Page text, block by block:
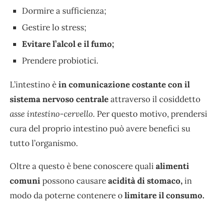
Dormire a sufficienza;
Gestire lo stress;
Evitare l’alcol e il fumo;
Prendere probiotici.
L’intestino èin comunicazione costante con il
sistema nervoso centraleattraverso il cosiddetto
asse intestino-cervello. Per questo motivo, prendersi
cura del proprio intestino può avere benefici su
tutto l’organismo.
Oltre a questo è bene conoscere qualialimenti
comunipossono causareacidità di stomaco,in
modo da poterne contenere olimitare il consumo.